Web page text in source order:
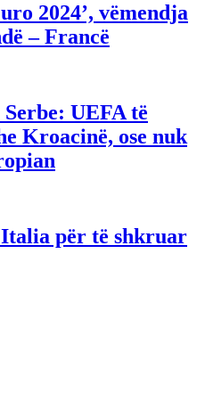
2024’, vëmendja
– Francë
UEFA të
Kroacinë, ose nuk
Italia për të shkruar